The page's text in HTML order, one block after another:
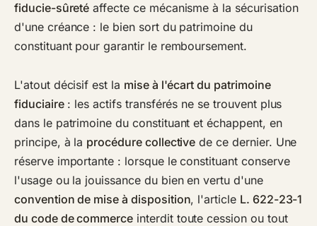
fiducie-sûreté affecte ce mécanisme à la sécurisation
d'une créance : le bien sort du patrimoine du
constituant pour garantir le remboursement.
L'atout décisif est la mise à l'écart du patrimoine
fiduciaire: les actifs transférés ne se trouvent plus
dans le patrimoine du constituant et échappent, en
principe, à la procédure collective de ce dernier. Une
réserve importante : lorsque le constituant conserve
l'usage ou la jouissance du bien en vertu d'une
convention de mise à disposition, l'article L. 622-23-1
du code de commerce interdit toute cession ou tout